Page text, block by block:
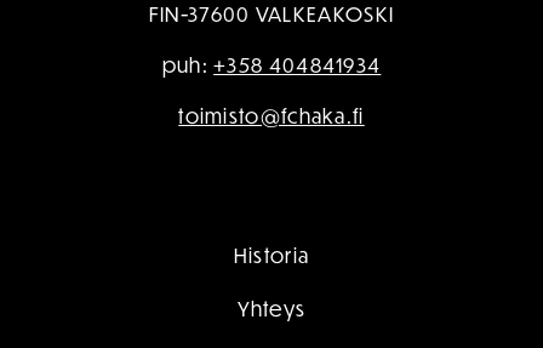
FIN-37600 VALKEAKOSKI
puh:+358 404841934
toimisto@fchaka.fi
Historia
Yhteys